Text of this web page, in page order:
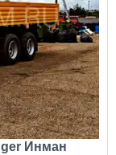
Инман